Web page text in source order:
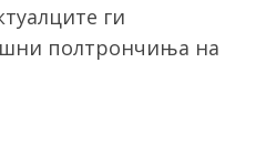
ги
полтрончиња на